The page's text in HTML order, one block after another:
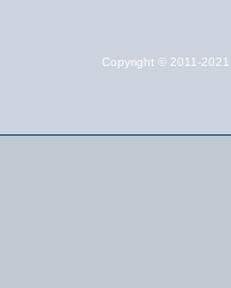
Copyright © 2011-